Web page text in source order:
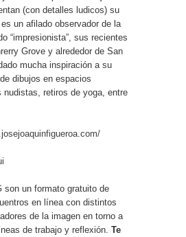
(con detalles ludicos) su
un afilado observador de la
“impresionista”, sus recientes
Grove y alrededor de San
mucha inspiración a su
dibujos en espacios
nudistas, retiros de yoga, entre
son un formato gratuito de
en línea con distintos
de la imagen en torno a
de trabajo y reflexión. Te